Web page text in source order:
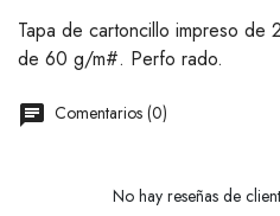
Tapa de cartoncillo impreso
de 60 g/m#. Perfo rado.
Comentarios (0)
No hay reseñas de